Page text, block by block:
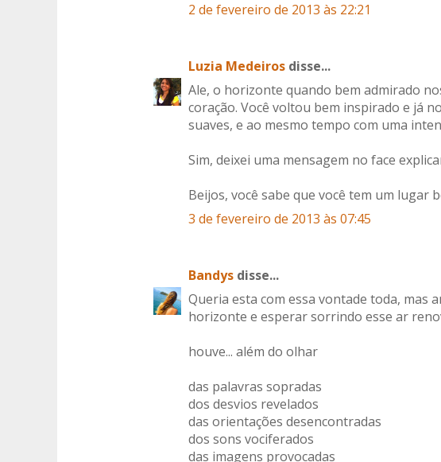
2 de fevereiro de 2013 às 22:21
Luzia Medeiros disse...
Ale, o horizonte quando bem admirado
coração. Você voltou bem inspirado e já
suaves, e ao mesmo tempo com uma
Sim, deixei uma mensagem no face
Beijos, você sabe que você tem um lugar
3 de fevereiro de 2013 às 07:45
Bandys disse...
Queria esta com essa vontade toda, mas
horizonte e esperar sorrindo esse ar
houve... além do olhar
das palavras sopradas
dos desvios revelados
das orientações desencontradas
dos sons vociferados
das imagens provocadas